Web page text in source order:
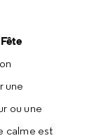
une
ou une
calme est